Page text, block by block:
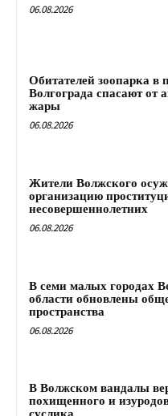
06.08.2026
Обитателей зоопарка в
Волгограда спасают от
жары
06.08.2026
Жители Волжского
организацию
несовершеннолетних
06.08.2026
В семи малых городах
области обновлены
пространства
06.08.2026
В Волжском вандалы
похищенного и